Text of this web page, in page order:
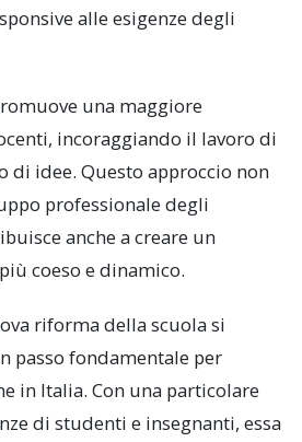
alle esigenze degli
una maggiore
incoraggiando il lavoro di
di idee. Questo approccio non
professionale degli
anche a creare un
coeso e dinamico.
riforma della scuola si
passo fondamentale per
in Italia. Con una particolare
di studenti e insegnanti, essa